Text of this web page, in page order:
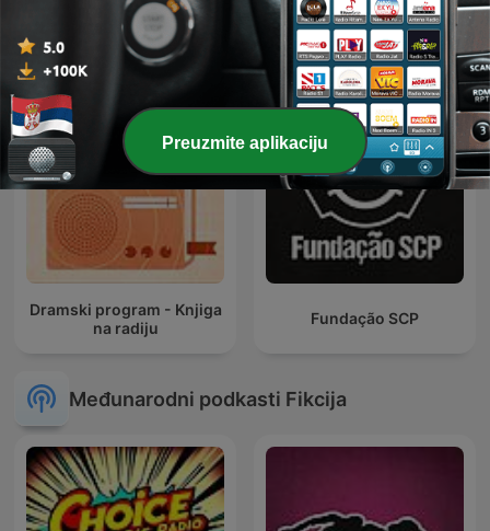
Rádiószínház - Kossuth
plusz
Los Perseguidos
Dramski program - Knjiga
na radiju
Fundação SCP
Međunarodni podkasti Fikcija
Preuzmite aplikaciju